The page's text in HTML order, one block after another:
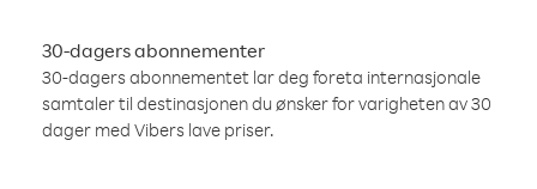
30-dagers abonnementer
30-dagers abonnementet lar deg foreta internasjonale
samtaler til destinasjonen du ønsker for varigheten av 30
dager med Vibers lave priser.